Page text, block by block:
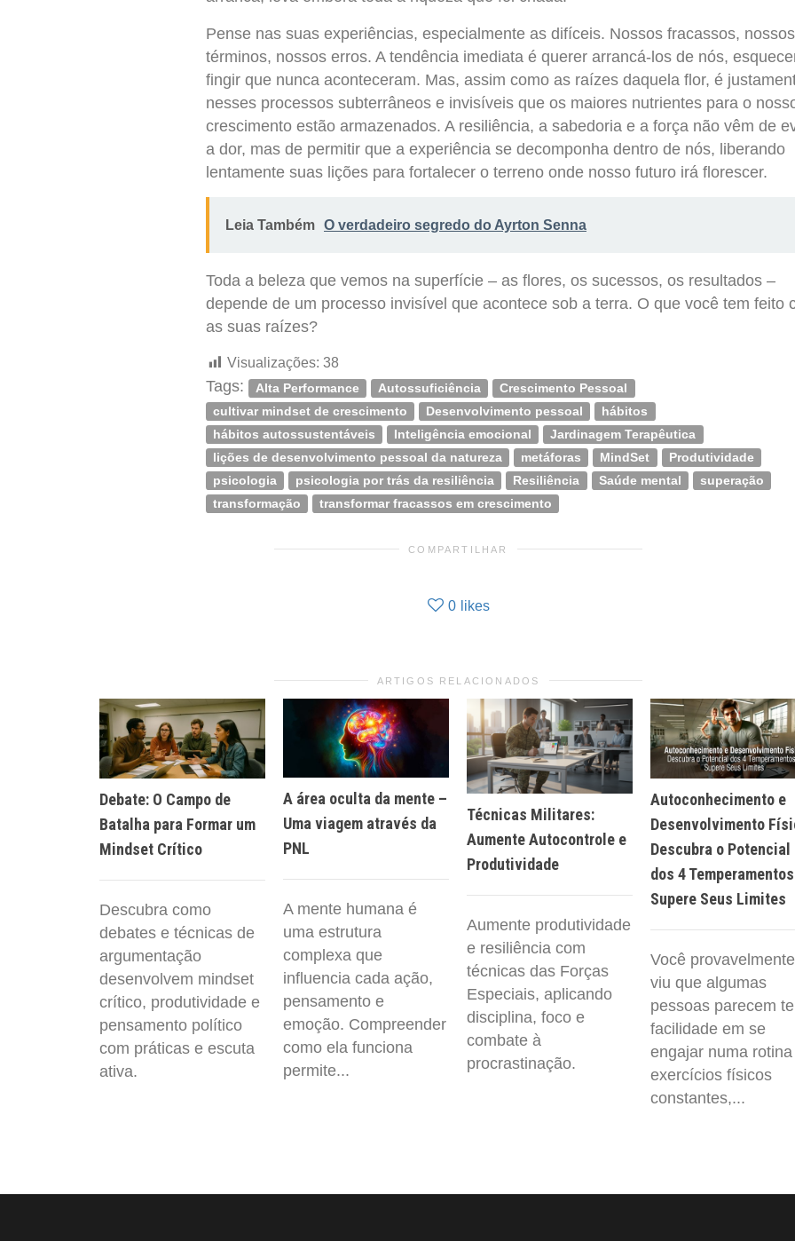
Pense nas suas experiências, especialmente as difíceis. Nossos fracassos, nossos
términos, nossos erros. A tendência imediata é querer arrancá-los de nós,
fingir que nunca aconteceram. Mas, assim como as raízes daquela flor, é
nesses processos subterrâneos e invisíveis que os maiores nutrientes para o
crescimento estão armazenados. A resiliência, a sabedoria e a força não vêm de
a dor, mas de permitir que a experiência se decomponha dentro de nós, liberando
lentamente suas lições para fortalecer o terreno onde nosso futuro irá florescer.
Leia Também O verdadeiro segredo do Ayrton Senna
Toda a beleza que vemos na superfície – as flores, os sucessos, os resultados –
depende de um processo invisível que acontece sob a terra. O que você tem feito
as suas raízes?
Visualizações: 38
Tags: Alta Performance Autossuficiência
Crescimento Pessoal
cultivar mindset de crescimento
Desenvolvimento pessoal
hábitos
hábitos autossustentáveis
Inteligência emocional
Jardinagem Terapêutica
lições de desenvolvimento pessoal da natureza
metáforas MindSet
Produtividade
psicologia
psicologia por trás da resiliência Resiliência Saúde mental
superação
transformação
transformar fracassos em crescimento
COMPARTILHAR
0 likes
ARTIGOS RELACIONADOS
Debate: O Campo de
Batalha para Formar um
Mindset Crítico
Descubra como
debates e técnicas de
argumentação
desenvolvem mindset
crítico, produtividade e
pensamento político
com práticas e escuta
ativa.
A área oculta da mente –
Uma viagem através da
PNL
A mente humana é
uma estrutura
complexa que
influencia cada ação,
pensamento e
emoção. Compreender
como ela funciona
permite...
Técnicas Militares:
Aumente Autocontrole e
Produtividade
Aumente produtividade
e resiliência com
técnicas das Forças
Especiais, aplicando
disciplina, foco e
combate à
procrastinação.
Autoconhecimento e
Desenvolvimento
Descubra o Potencial
dos 4
Supere Seus Limites
Você
viu que algumas
pessoas parecem
facilidade em se
engajar numa
exercícios físicos
constantes,...